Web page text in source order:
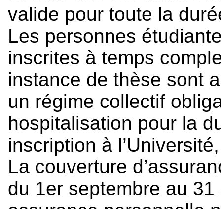
valide pour toute la
Les personnes
inscrites à temps
instance de thèse sont
un régime collectif
hospitalisation pour la
inscription à
La couverture
du 1er septembre au